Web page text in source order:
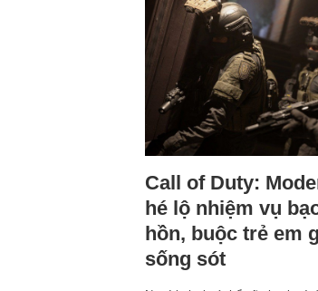
Call of Duty:
hé lộ nhiệm vụ
hồn, buộc trẻ em
sống sót